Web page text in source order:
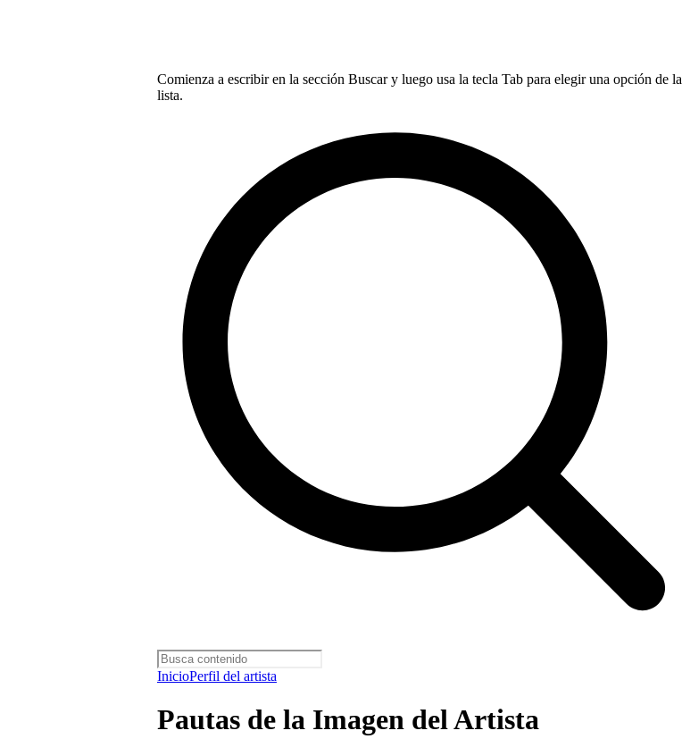
Comienza a escribir en la sección Buscar y luego usa la tecla Tab para elegir una opción de la
lista.
InicioPerfil del artista
Pautas de la Imagen del Artista